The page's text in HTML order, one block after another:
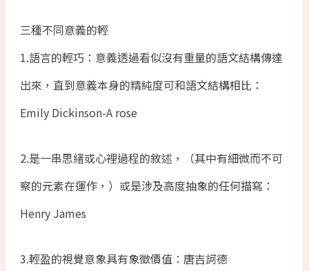
三種不同意義的輕
1.語言的輕巧：意義透過看似沒有重量的語文結構傳達
出來，直到意義本身的精純度可和語文結構相比：
Emily Dickinson-A rose
2.是一串思緖或心裡過程的敘述，（其中有細微而不可
察的元素在運作，）或是涉及高度抽象的任何描寫：
Henry James
3.輕盈的視覺意象具有象徵價值：唐吉訶德